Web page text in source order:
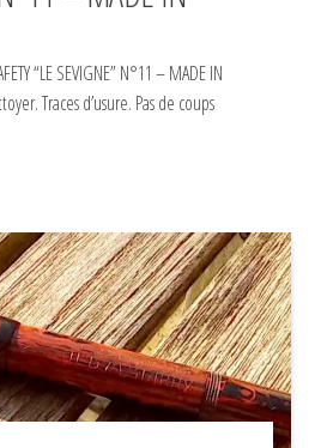
“LE SEVIGNE” N°11 – MADE IN
Traces d’usure. Pas de coups